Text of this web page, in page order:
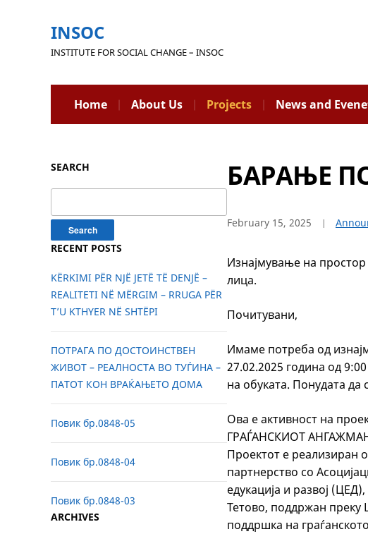
INSOC
INSTITUTE FOR SOCIAL CHANGE – INSOC
Home About Us Projects News and
SEARCH
RECENT POSTS
KËRKIMI PËR NJË JETË TË DENJË –
REALITETI NË MËRGIM – RRUGA PËR
T’U KTHYER NË SHTËPI
ПОТРАГА ПО ДОСТОИНСТВЕН
ЖИВОТ – РЕАЛНОСТА ВО ТУЃИНА –
ПАТОТ КОН ВРАЌАЊЕТО ДОМА
Повик бр.0848-05
Повик бр.0848-04
Повик бр.0848-03
ARCHIVES
БАРАЊЕ
February 15, 2025
Изнајмување на
лица.
Почитувани,
Имаме потреба од
27.02.2025 година од
на обуката. Понудата да
Ова е активност на
ГРАЃАНСКИОТ
Проектот е реализиран
партнерство со
едукација и развој
Тетово, поддржан преку
поддршка на